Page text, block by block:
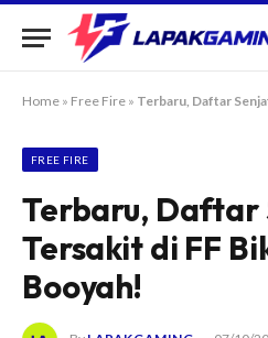
Home » Free Fire » Terbaru, Daftar Senjata
FREE FIRE
Terbaru, Daftar
Tersakit di FF
Booyah!